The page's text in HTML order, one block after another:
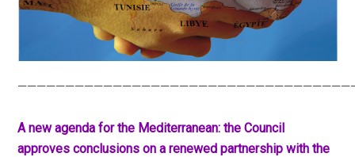
A new agenda for the Mediterranean: the Council
approves conclusions on a renewed partnership with the